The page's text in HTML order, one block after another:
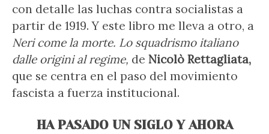
con detalle las luchas contra socialistas a
partir de 1919. Y este libro me lleva a otro, a
Neri come la morte. Lo squadrismo italiano
dalle origini al regime, de Nicolò Rettagliata,
que se centra en el paso del movimiento
fascista a fuerza institucional.
HA PASADO UN SIGLO Y AHORA